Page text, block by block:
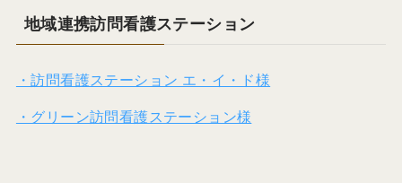
地域連携訪問看護ステーション
・訪問看護ステーション エ・イ・ド様
・グリーン訪問看護ステーション様